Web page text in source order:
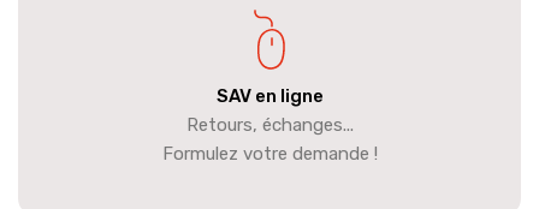
SAV en ligne
Retours, échanges...
Formulez votre demande !